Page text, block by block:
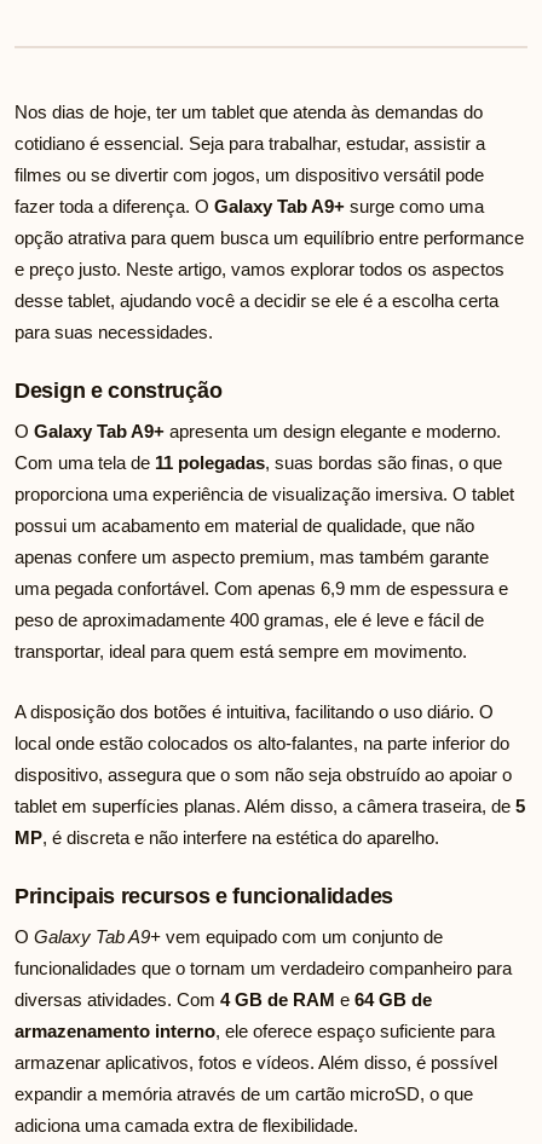
Nos dias de hoje, ter um tablet que atenda às demandas do
cotidiano é essencial. Seja para trabalhar, estudar, assistir a
filmes ou se divertir com jogos, um dispositivo versátil pode
fazer toda a diferença. O Galaxy Tab A9+ surge como uma
opção atrativa para quem busca um equilíbrio entre performance
e preço justo. Neste artigo, vamos explorar todos os aspectos
desse tablet, ajudando você a decidir se ele é a escolha certa
para suas necessidades.
Design e construção
O Galaxy Tab A9+ apresenta um design elegante e moderno.
Com uma tela de 11 polegadas, suas bordas são finas, o que
proporciona uma experiência de visualização imersiva. O tablet
possui um acabamento em material de qualidade, que não
apenas confere um aspecto premium, mas também garante
uma pegada confortável. Com apenas 6,9 mm de espessura e
peso de aproximadamente 400 gramas, ele é leve e fácil de
transportar, ideal para quem está sempre em movimento.
A disposição dos botões é intuitiva, facilitando o uso diário. O
local onde estão colocados os alto-falantes, na parte inferior do
dispositivo, assegura que o som não seja obstruído ao apoiar o
tablet em superfícies planas. Além disso, a câmera traseira, de 5
MP, é discreta e não interfere na estética do aparelho.
Principais recursos e funcionalidades
O Galaxy Tab A9+ vem equipado com um conjunto de
funcionalidades que o tornam um verdadeiro companheiro para
diversas atividades. Com 4 GB de RAM e 64 GB de
armazenamento interno, ele oferece espaço suficiente para
armazenar aplicativos, fotos e vídeos. Além disso, é possível
expandir a memória através de um cartão microSD, o que
adiciona uma camada extra de flexibilidade.